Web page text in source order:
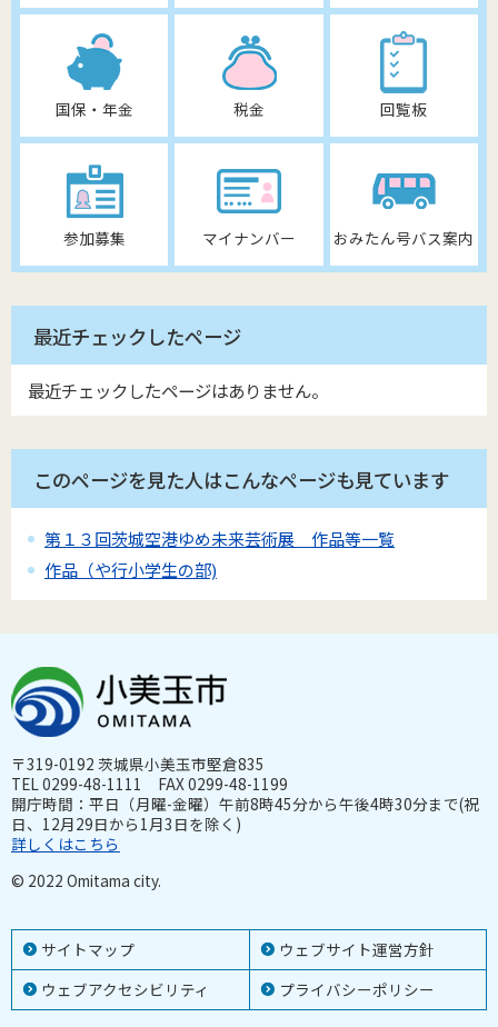
国保・年金 税金 回覧板
参加募集 マイナンバー おみたん号バス案内
最近チェックしたページ
最近チェックしたページはありません。
このページを見た人はこんなページも見ています
第１３回茨城空港ゆめ未来芸術展 作品等一覧
作品（や行小学生の部)
サイトマップ
ウェブサイト運営方針
ウェブアクセシビリティ
プライバシーポリシー
〒319-0192 茨城県小美玉市堅倉835
TEL 0299-48-1111 FAX 0299-48-1199
開庁時間：平日（月曜-金曜）午前8時45分から午後4時30分まで(祝
日、12月29日から1月3日を除く)
詳しくはこちら
© 2022 Omitama city.